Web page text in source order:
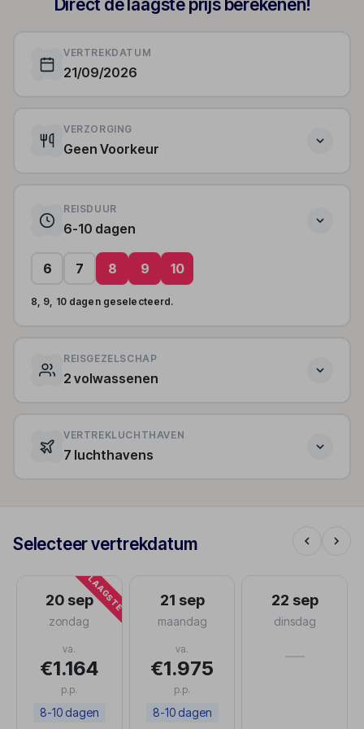
Direct de laagste prijs berekenen!
VERTREKDATUM
21/09/2026
VERZORGING
Geen Voorkeur
REISDUUR
6-10 dagen
6 7 8 9 10
8, 9, 10 dagen geselecteerd.
REISGEZELSCHAP
2 volwassenen
VERTREKLUCHTHAVEN
7 luchthavens
Selecteer vertrekdatum
LAAGSTE
20 sep
zondag
va.
€1.164
p.p.
8-10 dagen
21 sep
maandag
va.
€1.975
p.p.
8-10 dagen
22 sep
dinsdag
—